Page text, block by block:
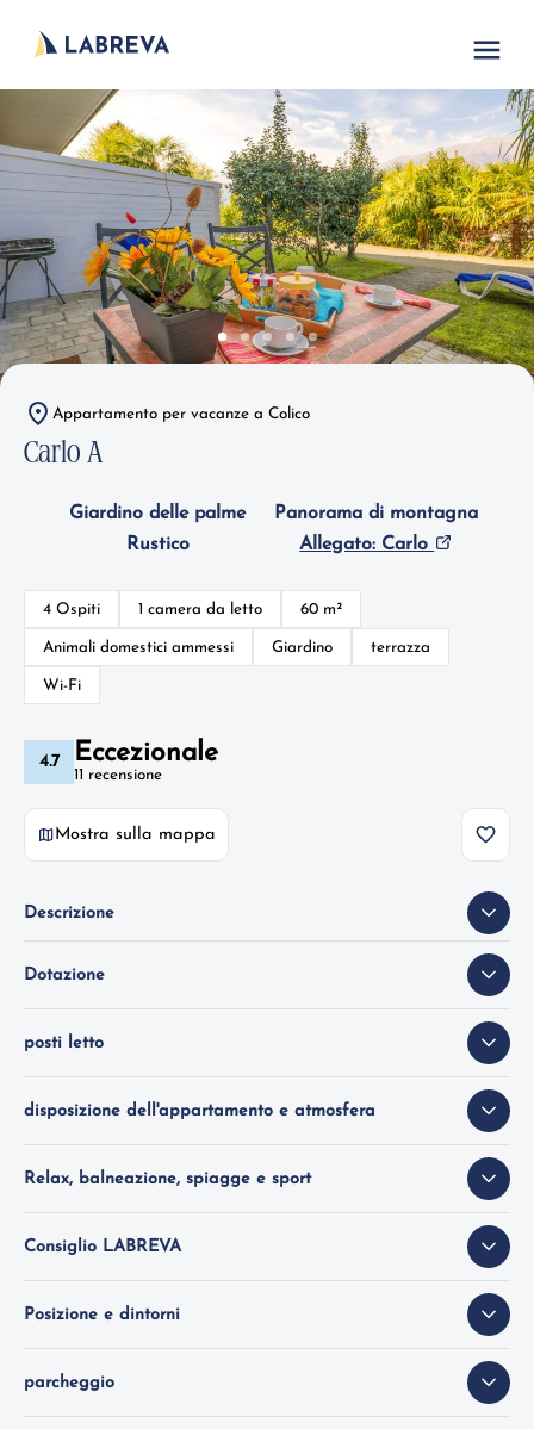
Appartamento per vacanze a Colico
Carlo A
Giardino delle palme
Panorama di montagna
Rustico
Allegato: Carlo
4 Ospiti 1 camera da letto 60 m²
Animali domestici ammessi Giardino terrazza
Wi-Fi
4.7 Eccezionale
11 recensione
Mostra sulla mappa
Descrizione
Dotazione
posti letto
disposizione dell'appartamento e atmosfera
Relax, balneazione, spiagge e sport
Consiglio LABREVA
Posizione e dintorni
parcheggio